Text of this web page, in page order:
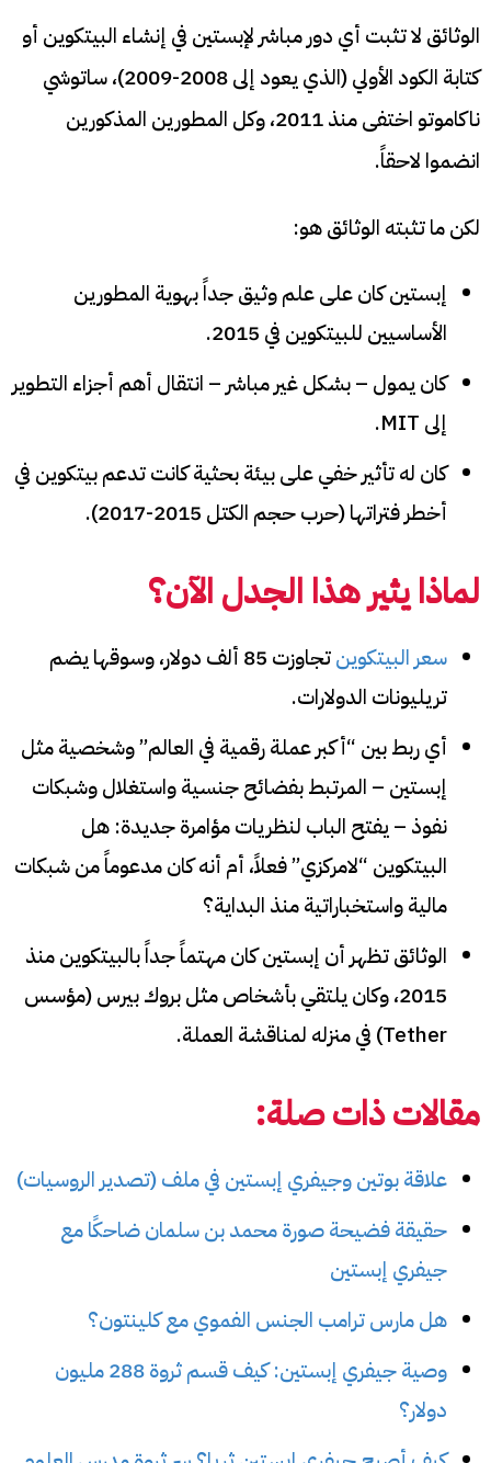
الوثائق لا تثبت أي دور مباشر لإبستين في إنشاء البيتكوين أو
كتابة الكود الأولي (الذي يعود إلى 2008-2009)، ساتوشي
ناكاموتو اختفى منذ 2011، وكل المطورين المذكورين
انضموا لاحقاً.
لكن ما تثبته الوثائق هو:
إبستين كان على علم وثيق جداً بهوية المطورين
الأساسيين للبيتكوين في 2015.
كان يمول – بشكل غير مباشر – انتقال أهم أجزاء التطوير
إلى MIT.
كان له تأثير خفي على بيئة بحثية كانت تدعم بيتكوين في
أخطر فتراتها (حرب حجم الكتل 2015-2017).
لماذا يثير هذا الجدل الآن؟
سعر البيتكوين
تجاوزت 85 ألف دولار، وسوقها يضم
تريليونات الدولارات.
أي ربط بين “أكبر عملة رقمية في العالم” وشخصية مثل
إبستين – المرتبط بفضائح جنسية واستغلال وشبكات
نفوذ – يفتح الباب لنظريات مؤامرة جديدة: هل
البيتكوين “لامركزي” فعلاً، أم أنه كان مدعوماً من شبكات
مالية واستخباراتية منذ البداية؟
الوثائق تظهر أن إبستين كان مهتماً جداً بالبيتكوين منذ
2015، وكان يلتقي بأشخاص مثل بروك بيرس (مؤسس
Tether) في منزله لمناقشة العملة.
مقالات ذات صلة:
علاقة بوتين وجيفري إبستين في ملف (تصدير الروسيات)
حقيقة فضيحة صورة محمد بن سلمان ضاحكًا مع
جيفري إبستين
هل مارس ترامب الجنس الفموي مع كلينتون؟
وصية جيفري إبستين: كيف قسم ثروة 288 مليون
دولار؟